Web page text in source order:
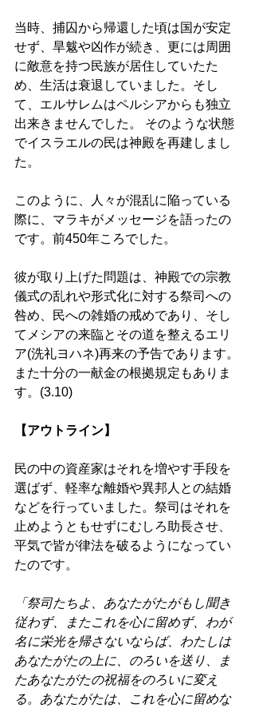
当時、捕囚から帰還した頃は国が安定
せず、旱魃や凶作が続き、更には周囲
に敵意を持つ民族が居住していたた
め、生活は衰退していました。そし
て、エルサレムはペルシアからも独立
出来きませんでした。 そのような状態
でイスラエルの民は神殿を再建しまし
た。
このように、人々が混乱に陥っている
際に、マラキがメッセージを語ったの
です。前450年ころでした。
彼が取り上げた問題は、神殿での宗教
儀式の乱れや形式化に対する祭司への
咎め、民への雑婚の戒めであり、そし
てメシアの来臨とその道を整えるエリ
ア(洗礼ヨハネ)再来の予告であります。
また十分の一献金の根拠規定もありま
す。(3.10)
【アウトライン】
民の中の資産家はそれを増やす手段を
選ばず、軽率な離婚や異邦人との結婚
などを行っていました。祭司はそれを
止めようともせずにむしろ助長させ、
平気で皆が律法を破るようになってい
たのです。
「祭司たちよ、あなたがたがもし聞き
従わず、またこれを心に留めず、わが
名に栄光を帰さないならば、わたしは
あなたがたの上に、のろいを送り、ま
たあなたがたの祝福をのろいに変え
る。あなたがたは、これを心に留めな